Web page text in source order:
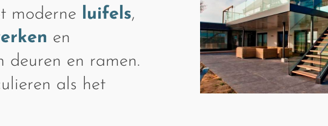
moderne luifels,
en
deuren en ramen.
als het